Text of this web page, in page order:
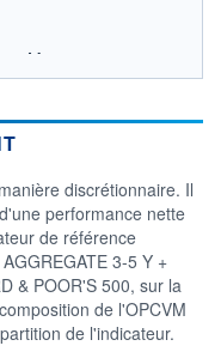
Management
04/08/2026
31/03
15
discrétionnaire. Il
performance nette
de référence
3-5 Y +
& POOR'S 500, sur la
de l'OPCVM
de l'indicateur.